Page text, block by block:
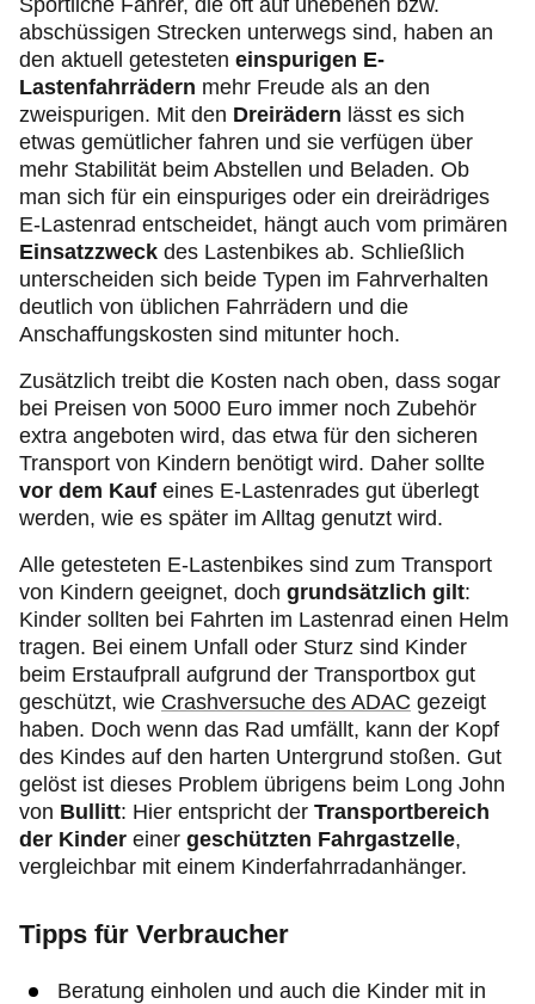
Sportliche Fahrer, die oft auf unebenen bzw.
abschüssigen Strecken unterwegs sind, haben an
den aktuell getesteten einspurigen E-
Lastenfahrrädern mehr Freude als an den
zweispurigen. Mit den Dreirädern lässt es sich
etwas gemütlicher fahren und sie verfügen über
mehr Stabilität beim Abstellen und Beladen. Ob
man sich für ein einspuriges oder ein dreirädriges
E-Lastenrad entscheidet, hängt auch vom primären
Einsatzzweck des Lastenbikes ab. Schließlich
unterscheiden sich beide Typen im Fahrverhalten
deutlich von üblichen Fahrrädern und die
Anschaffungskosten sind mitunter hoch.
Zusätzlich treibt die Kosten nach oben, dass sogar
bei Preisen von 5000 Euro immer noch Zubehör
extra angeboten wird, das etwa für den sicheren
Transport von Kindern benötigt wird. Daher sollte
vor dem Kauf eines E-Lastenrades gut überlegt
werden, wie es später im Alltag genutzt wird.
Alle getesteten E-Lastenbikes sind zum Transport
von Kindern geeignet, doch grundsätzlich gilt:
Kinder sollten bei Fahrten im Lastenrad einen Helm
tragen. Bei einem Unfall oder Sturz sind Kinder
beim Erstaufprall aufgrund der Transportbox gut
geschützt, wie Crashversuche des ADAC gezeigt
haben. Doch wenn das Rad umfällt, kann der Kopf
des Kindes auf den harten Untergrund stoßen. Gut
gelöst ist dieses Problem übrigens beim Long John
von Bullitt: Hier entspricht der Transportbereich
der Kinder einer geschützten Fahrgastzelle,
vergleichbar mit einem Kinderfahrradanhänger.
Tipps für Verbraucher
Beratung einholen und auch die Kinder mit in